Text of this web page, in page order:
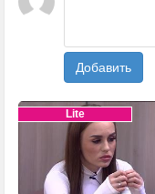
Добавить
Lite